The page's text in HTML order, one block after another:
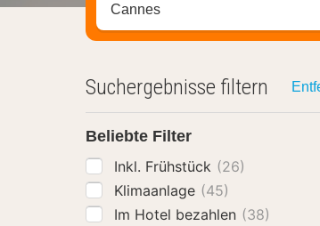
Stadt, Region oder Hotel
Suchergebnisse filtern
Beliebte Filter
Inkl. Frühstück (26)
Klimaanlage (45)
Im Hotel bezahlen (38)